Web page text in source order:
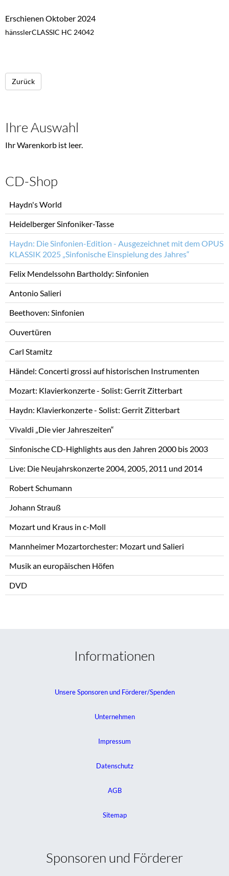
Erschienen Oktober 2024
hänsslerCLASSIC HC 24042
Zurück
Ihre Auswahl
Ihr Warenkorb ist leer.
CD-Shop
überspringen
Haydn's World
Heidelberger Sinfoniker-Tasse
Haydn: Die Sinfonien-Edition - Ausgezeichnet mit dem OPUS
KLASSIK 2025 „Sinfonische Einspielung des Jahres“
Felix Mendelssohn Bartholdy: Sinfonien
Antonio Salieri
Beethoven: Sinfonien
Ouvertüren
Carl Stamitz
Händel: Concerti grossi auf historischen Instrumenten
Mozart: Klavierkonzerte - Solist: Gerrit Zitterbart
Haydn: Klavierkonzerte - Solist: Gerrit Zitterbart
Vivaldi „Die vier Jahreszeiten“
Sinfonische CD-Highlights aus den Jahren 2000 bis 2003
Live: Die Neujahrskonzerte 2004, 2005, 2011 und 2014
Robert Schumann
Johann Strauß
Mozart und Kraus in c-Moll
Mannheimer Mozartorchester: Mozart und Salieri
Musik an europäischen Höfen
DVD
Informationen
Unsere Sponsoren und Förderer/Spenden
Unternehmen
Impressum
Datenschutz
AGB
Sitemap
Sponsoren und Förderer